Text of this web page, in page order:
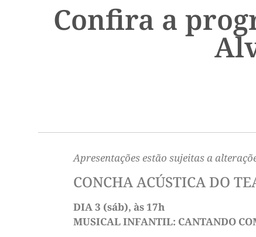
Confira a
Apresentações estão sujeitas a
CONCHA ACÚSTICA DO
DIA 3 (sáb), às 17h
MUSICAL INFANTIL: CANTANDO